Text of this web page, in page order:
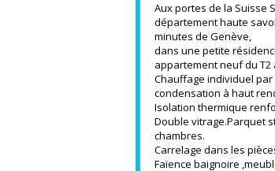
Aux portes de la Suisse
département haute
minutes de Genève,
dans une petite
appartement neuf du T2
Chauffage individuel
condensation à haut
Isolation thermique
Double vitrage.Parquet
chambres.
Carrelage dans les
Faïence baignoire